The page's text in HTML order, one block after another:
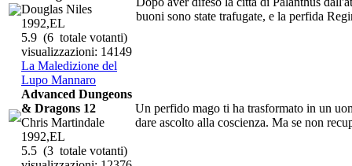
buoni sono state trafugate, e la perfida
Douglas Niles
1992,EL
5.9 (6 totale votanti)
visualizzazioni: 14149
La Maledizione del
Lupo Mannaro
Un perfido mago ti ha trasformato in un
dare ascolto alla coscienza. Ma se non
Advanced Dungeons
& Dragons 12
Chris Martindale
1992,EL
5.5 (3 totale votanti)